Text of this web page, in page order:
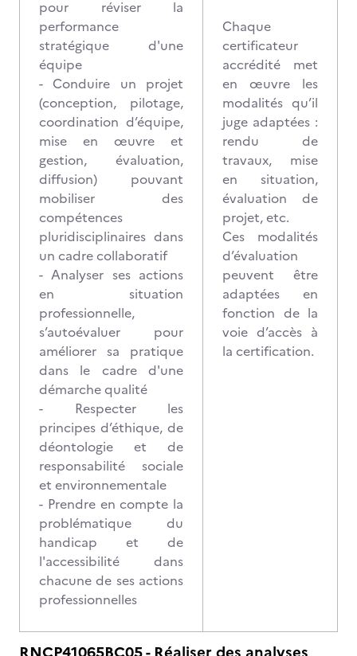
pour réviser la
performance
stratégique d'une
équipe
- Conduire un projet
(conception, pilotage,
coordination d’équipe,
mise en œuvre et
gestion, évaluation,
diffusion) pouvant
mobiliser des
compétences
pluridisciplinaires dans
un cadre collaboratif
- Analyser ses actions
en situation
professionnelle,
s’autoévaluer pour
améliorer sa pratique
dans le cadre d'une
démarche qualité
- Respecter les
principes d’éthique, de
déontologie et de
responsabilité sociale
et environnementale
- Prendre en compte la
problématique du
handicap et de
l'accessibilité dans
chacune de ses actions
professionnelles
Chaque
certificateur
accrédité met
en œuvre les
modalités qu’il
juge adaptées :
rendu de
travaux, mise
en situation,
évaluation de
projet, etc.
Ces modalités
d’évaluation
peuvent être
adaptées en
fonction de la
voie d’accès à
la certification.